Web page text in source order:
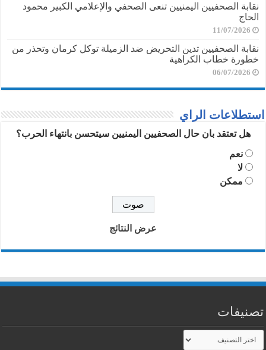
نقابة الصحفيين اليمنيين تنعى الصحفي والإعلامي الكبير محمود
الحاج
11/07/2026
نقابة الصحفيين تدين التحريض ضد الزميلة توكل كرمان وتحذر من
خطورة خطاب الكراهية
06/07/2026
استطلاعات الراي
هل تعتقد بان حال الصحفيين اليمنيين سيتحسن بانتهاء الحرب؟
نعم
لا
ممكن
عرض النتائج
تصنيفات
تصنيفات